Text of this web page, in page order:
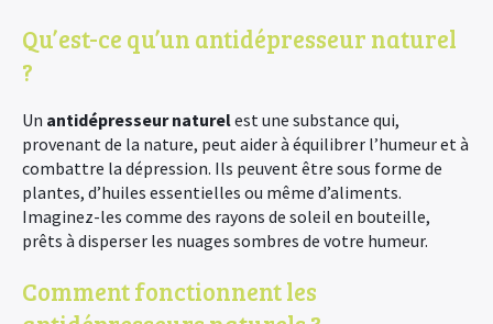
Qu’est-ce qu’un antidépresseur naturel
?
Un antidépresseur naturelest une substance qui,
provenant de la nature, peut aider à équilibrer l’humeur et à
combattre la dépression. Ils peuvent être sous forme de
plantes, d’huiles essentielles ou même d’aliments.
Imaginez-les comme des rayons de soleil en bouteille,
prêts à disperser les nuages sombres de votre humeur.
Comment fonctionnent les